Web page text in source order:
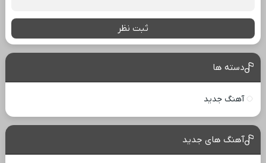
ثبت نظر
دسته ها
آهنگ جدید
آهنگ های جدید